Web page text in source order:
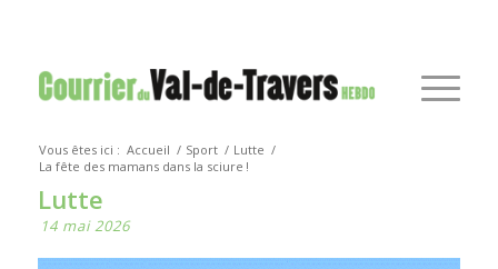
Vous êtes ici : Accueil / Sport / Lutte /
La fête des mamans dans la sciure !
Lutte
14 mai 2026